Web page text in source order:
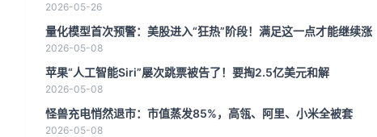
2026-05-26
量化模型首次预警：美股进入“狂热”阶段！满足这一点才能继续涨
2026-05-08
苹果“人工智能Siri”屡次跳票被告了！要掏2.5亿美元和解
2026-05-08
怪兽充电悄然退市：市值蒸发85%，高瓴、阿里、小米全被套
2026-05-08